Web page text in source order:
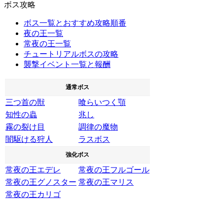
ボス攻略
ボス一覧とおすすめ攻略順番
夜の王一覧
常夜の王一覧
チュートリアルボスの攻略
襲撃イベント一覧と報酬
通常ボス
三つ首の獣
喰らいつく顎
知性の蟲
兆し
霧の裂け目
調律の魔物
闇駆ける狩人
ラスボス
強化ボス
常夜の王エデレ
常夜の王フルゴール
常夜の王グノスター 常夜の王マリス
常夜の王カリゴ